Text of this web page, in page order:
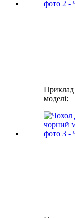
Приклад
моделі: